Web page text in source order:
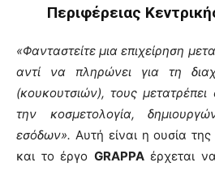
Περιφέρειας
«Φανταστείτε μια επιχείρηση
αντί να πληρώνει για τη
(κουκουτσιών), τους μετατρέπει
την κοσμετολογία,
εσόδων». Αυτή είναι η ουσία της
και το έργο GRAPPAέρχεται